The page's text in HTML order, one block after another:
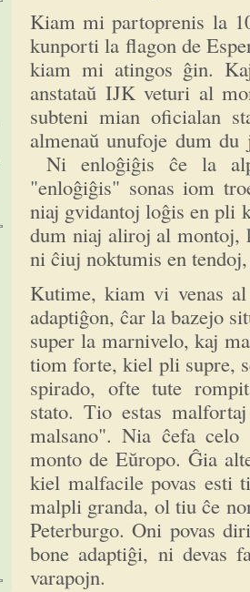
Kiam mi partoprenis la
kunporti la flagon de
kiam mi atingos ĝin.
anstataŭ IJK veturi al
subteni mian oficialan
almenaŭ unufoje dum
Ni enloĝiĝis ĉe la
"enloĝiĝis" sonas iom
niaj gvidantoj loĝis en pli
dum niaj aliroj al montoj,
ni ĉiuj noktumis en
Kutime, kiam vi venas
adaptiĝon, ĉar la bazejo
super la marnivelo, kaj
tiom forte, kiel pli supre,
spirado, ofte tute
stato. Tio estas
malsano". Nia ĉefa
monto de Eŭropo. Ĝia
kiel malfacile povas esti
malpli granda, ol tiu ĉe
Peterburgo. Oni povas
bone adaptiĝi, ni devas
varapojn.